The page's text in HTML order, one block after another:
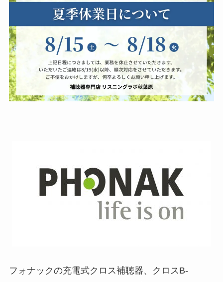
フォナックの充電式クロス補聴器、クロスB-